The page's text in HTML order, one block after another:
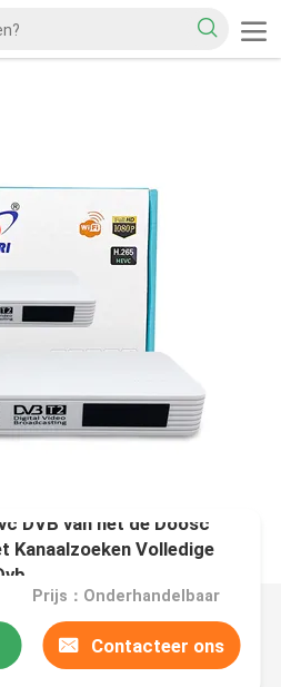
DVB van het de Doosc
Kanaalzoeken Volledige
Prijs：Onderhandelbaar
Contacteer ons